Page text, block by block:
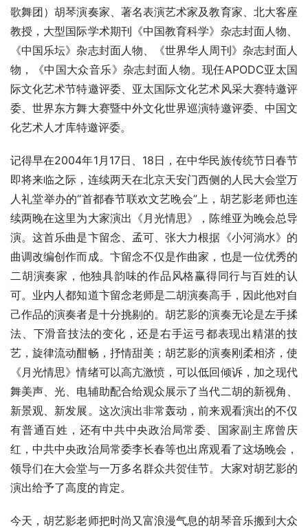
歌舞团）胡琴演奏家、著名表演艺术家及教育家、北大客座
教授，大型国际学术期刊《中国教育科学》杂志封面人物、
《中国乐坛》杂志封面人物、《世界华人周刊》杂志封面人
物，《中国大众音乐》杂志封面人物。现任APODC亚太国
际文化艺术节特邀评委、亚太国际文化艺术风采大赛特邀评
委、世界东方舞大赛暨中外文化世界巡演特邀评委、中国文
化艺术人才库特邀评委。
记得早在2004年1月17日、18日，在中华民族传统节日春节
即将来临之际，连续两天在北京天安门西侧的人民大会堂万
人礼堂举办的“首都春节联欢文艺晚会”上，胡艺影老师也连
续两晚在这里为大家演出《月光情思》，陈维亚为晚会总导
演。这首乐曲是卞留念、孟可、张大力根据《小河淌水》的
曲调改编创作而成。卞留念不仅是作曲家，也是一位优秀的
二胡演奏家，他独具韵味的作品风格赢得同行与百姓的认
可。业内人都知道卞留念老师是二胡演奏高手，因此他对自
己作品的演奏者是十分挑剔的。胡艺影的演奏无论是左手揉
法、下滑音技法的变化，还是右手运弓都表现出精湛的技
艺，旋律流动酣畅，抒情甜美；胡艺影的演奏刚柔相济，使
《月光情思》情绪可以高亢激愤，可以低回倾诉，加之现代
舞美声、光、电辅助配合给观众展示了当代二胡的新视角、
新景观、新发展。这次演出非常轰动，前来观看演出的不仅
有普通百姓，还有中共中央政治局常委、国家副主席曾庆
红，中共中央政治局常委李长春等也出席观看了这场晚会，
领导们在大会堂与一万多名群众共贺佳节。大家对胡艺影的
演出给予了高度的肯定。
今天，胡艺影老师把时尚又富浪漫气息的胡琴音乐搬到大众